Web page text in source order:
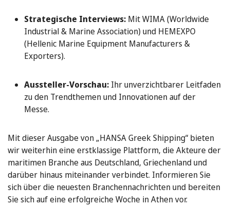
Strategische Interviews: Mit WIMA (Worldwide
Industrial & Marine Association) und HEMEXPO
(Hellenic Marine Equipment Manufacturers &
Exporters).
Aussteller-Vorschau: Ihr unverzichtbarer Leitfaden
zu den Trendthemen und Innovationen auf der
Messe.
Mit dieser Ausgabe von „HANSA Greek Shipping“ bieten
wir weiterhin eine erstklassige Plattform, die Akteure der
maritimen Branche aus Deutschland, Griechenland und
darüber hinaus miteinander verbindet. Informieren Sie
sich über die neuesten Branchennachrichten und bereiten
Sie sich auf eine erfolgreiche Woche in Athen vor.